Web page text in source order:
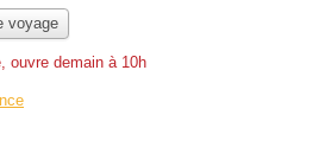
voyage
ouvre demain à 10h